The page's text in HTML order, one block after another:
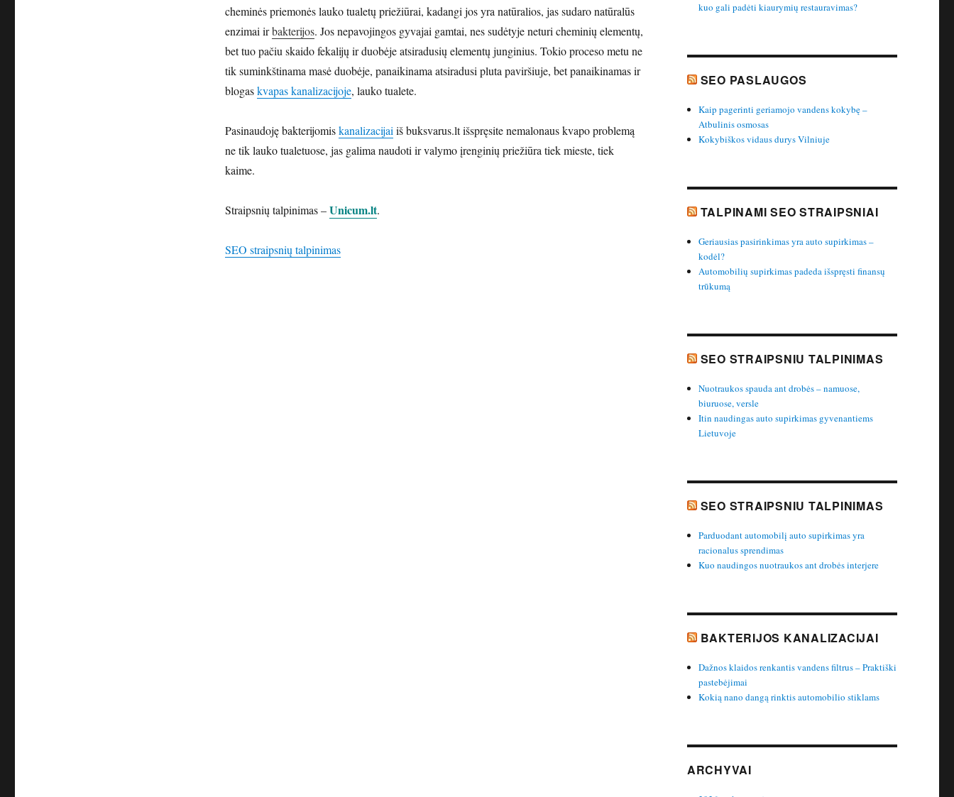
cheminės priemonės lauko tualetų priežiūrai, kadangi jos yra natūralios, jas sudaro natūralūs
enzimai irbakterijos. Jos nepavojingos gyvajai gamtai, nes sudėtyje neturi cheminių elementų,
bet tuo pačiu skaido fekalijų ir duobėje atsiradusių elementų junginius. Tokio proceso metu ne
tik suminkštinama masė duobėje, panaikinama atsiradusi pluta paviršiuje, bet panaikinamas ir
blogaskvapas kanalizacijoje, lauko tualete.
Pasinaudoję bakterijomiskanalizacijai iš buksvarus.lt išspręsite nemalonaus kvapo problemą
ne tik lauko tualetuose, jas galima naudoti ir valymo įrenginių priežiūra tiek mieste, tiek
kaime.
Straipsnių talpinimas –Unicum.lt.
SEO straipsnių talpinimas
kuo gali padėti kiaurymių restauravimas?
SEO PASLAUGOS
Kaip pagerinti geriamojo vandens kokybę –
Atbulinis osmosas
Kokybiškos vidaus durys Vilniuje
TALPINAMI SEO STRAIPSNIAI
Geriausias pasirinkimas yra auto supirkimas –
kodėl?
Automobilių supirkimas padeda išspręsti finansų
trūkumą
SEO STRAIPSNIU TALPINIMAS
Nuotraukos spauda ant drobės – namuose,
biuruose, versle
Itin naudingas auto supirkimas gyvenantiems
Lietuvoje
SEO STRAIPSNIU TALPINIMAS
Parduodant automobilį auto supirkimas yra
racionalus sprendimas
Kuo naudingos nuotraukos ant drobės interjere
BAKTERIJOS KANALIZACIJAI
Dažnos klaidos renkantis vandens filtrus – Praktiški
pastebėjimai
Kokią nano dangą rinktis automobilio stiklams
ARCHYVAI